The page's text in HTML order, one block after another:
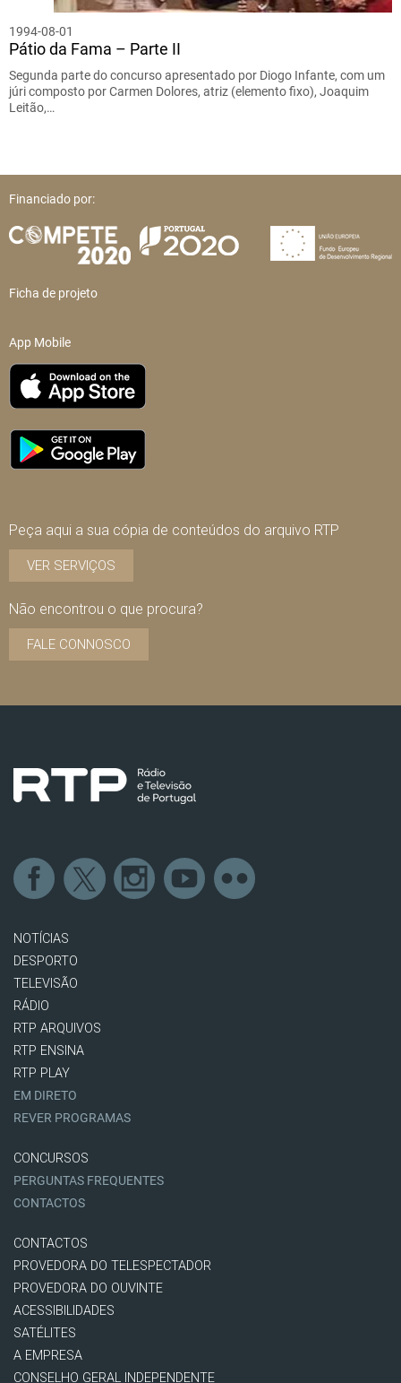
1994-08-01
Pátio da Fama – Parte II
Segunda parte do concurso apresentado por Diogo Infante, com um
júri composto por Carmen Dolores, atriz (elemento fixo), Joaquim
Leitão,…
Financiado por:
Ficha de projeto
App Mobile
Peça aqui a sua cópia de conteúdos do arquivo RTP
VER SERVIÇOS
Não encontrou o que procura?
FALE CONNOSCO
NOTÍCIAS
DESPORTO
TELEVISÃO
RÁDIO
RTP ARQUIVOS
RTP ENSINA
RTP PLAY
EM DIRETO
REVER PROGRAMAS
CONCURSOS
PERGUNTAS FREQUENTES
CONTACTOS
CONTACTOS
PROVEDORA DO TELESPECTADOR
PROVEDORA DO OUVINTE
ACESSIBILIDADES
SATÉLITES
A EMPRESA
CONSELHO GERAL INDEPENDENTE